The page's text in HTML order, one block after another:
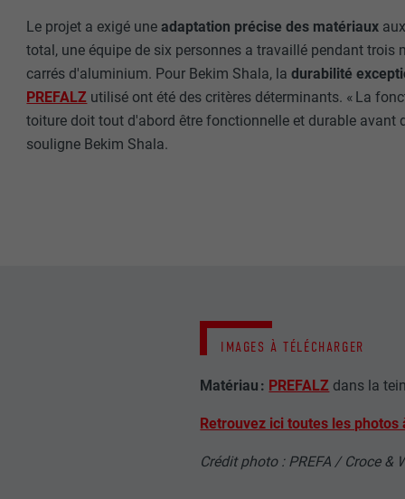
Le projet a exigé une adaptation précise des matériaux
total, une équipe de six personnes a travaillé pendant
carrés d'aluminium. Pour Bekim Shala, ladurabilité
PREFALZ utilisé ont été des critères déterminants. « La
toiture doit tout d'abord être fonctionnelle et durable avant
souligne Bekim Shala.
IMAGES À TÉLÉCHARGER
Matériau : PREFALZ dans la
Retrouvez ici toutes les photos
Crédit photo : PREFA / Croce &
EXPIRATION
UTILITÉ
NOM
EXPIRATION
UTILITÉ
UTILITÉ
NOM
EXPIRATION